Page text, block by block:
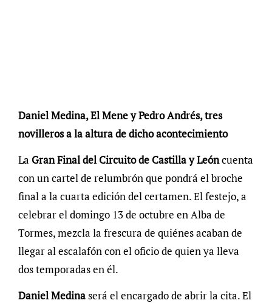
Daniel Medina, El Mene y Pedro Andrés, tres
novilleros a la altura de dicho acontecimiento
La Gran Final del Circuito de Castilla y Leóncuenta
con un cartel de relumbrón que pondrá el broche
final a la cuarta edición del certamen. El festejo, a
celebrar el domingo 13 de octubre en Alba de
Tormes, mezcla la frescura de quiénes acaban de
llegar al escalafón con el oficio de quien ya lleva
dos temporadas en él.
Daniel Medinaserá el encargado de abrir la cita. El